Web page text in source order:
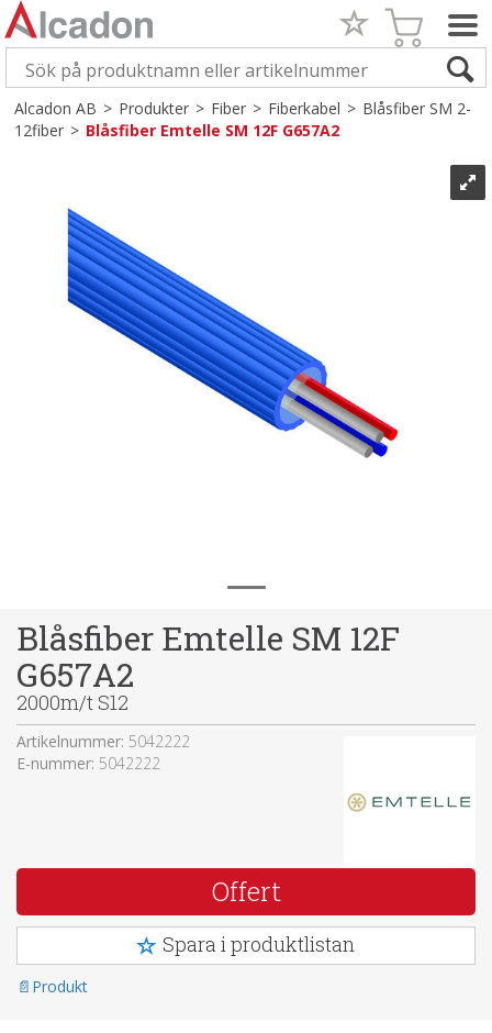
Alcadon AB>Produkter>Fiber>Fiberkabel>Blåsfiber SM 2-
12fiber>Blåsfiber Emtelle SM 12F G657A2
Blåsfiber Emtelle SM 12F
G657A2
2000m/t S12
Artikelnummer: 5042222
E-nummer: 5042222
Offert
Spara i produktlistan
Produkt